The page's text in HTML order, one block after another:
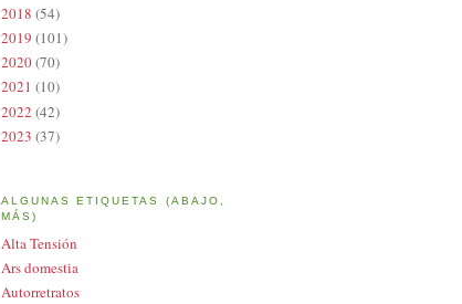
2018 (54)
2019 (101)
2020(70)
2021 (10)
2022 (42)
2023 (37)
ALGUNAS ETIQUETAS (ABAJO,
MÁS)
Alta Tensión
Ars domestia
Autorretratos